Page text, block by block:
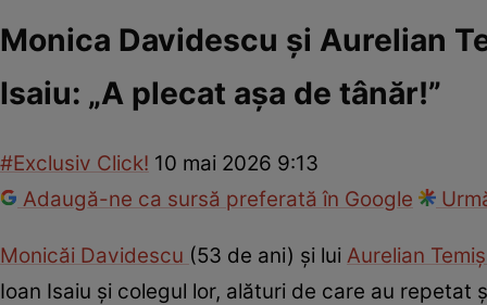
Monica Davidescu și Aurelian
Isaiu: „A plecat așa de tânăr!”
#Exclusiv Click! 10 mai 2026 9:13
Adaugă-ne ca sursă preferată în Google
Monicăi Davidescu (53 de ani) și lui Aurelian
Ioan Isaiu și colegul lor, alături de care au